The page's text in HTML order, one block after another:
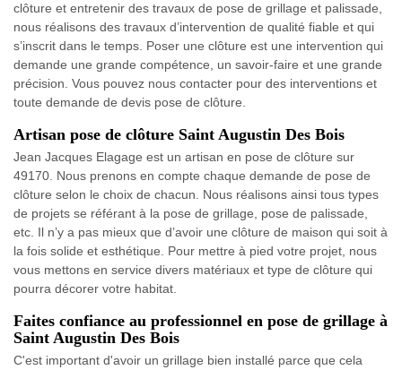
clôture et entretenir des travaux de pose de grillage et palissade,
nous réalisons des travaux d’intervention de qualité fiable et qui
s’inscrit dans le temps. Poser une clôture est une intervention qui
demande une grande compétence, un savoir-faire et une grande
précision. Vous pouvez nous contacter pour des interventions et
toute demande de devis pose de clôture.
Artisan pose de clôture Saint Augustin Des Bois
Jean Jacques Elagage est un artisan en pose de clôture sur
49170. Nous prenons en compte chaque demande de pose de
clôture selon le choix de chacun. Nous réalisons ainsi tous types
de projets se référant à la pose de grillage, pose de palissade,
etc. Il n’y a pas mieux que d’avoir une clôture de maison qui soit à
la fois solide et esthétique. Pour mettre à pied votre projet, nous
vous mettons en service divers matériaux et type de clôture qui
pourra décorer votre habitat.
Faites confiance au professionnel en pose de grillage à
Saint Augustin Des Bois
C'est important d'avoir un grillage bien installé parce que cela